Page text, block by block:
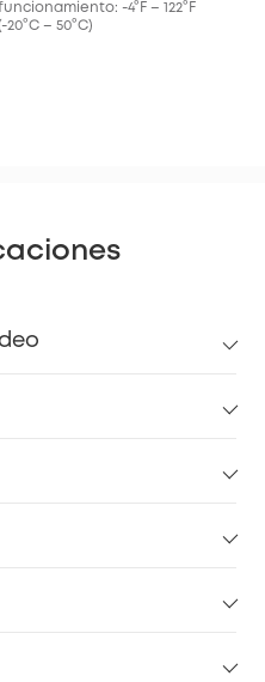
-4°F – 122°F
20°C – 50°C)